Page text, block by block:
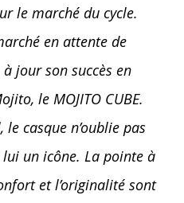
le marché du cycle.
en attente de
jour son succès en
le MOJITO CUBE.
casque n’oublie pas
un icône. La pointe à
et l’originalité sont